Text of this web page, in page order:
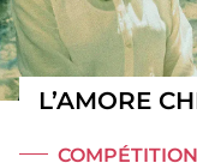
L’AMORE
COMPÉTITION